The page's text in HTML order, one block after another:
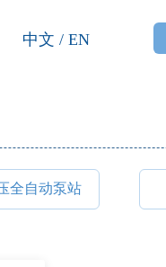
中文 / EN
按
钮
全自动泵站